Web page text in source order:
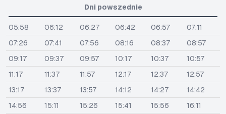
Dni powszednie
05:58 06:12 06:27 06:42 06:57
07:11
07:26
07:41 07:56 08:16 08:37
08:57
09:17
09:37 09:57 10:17 10:37
10:57
11:17
11:37 11:57 12:17 12:37
12:57
13:17
13:37 13:57 14:12 14:27
14:42
14:56
15:11 15:26 15:41 15:56
16:11